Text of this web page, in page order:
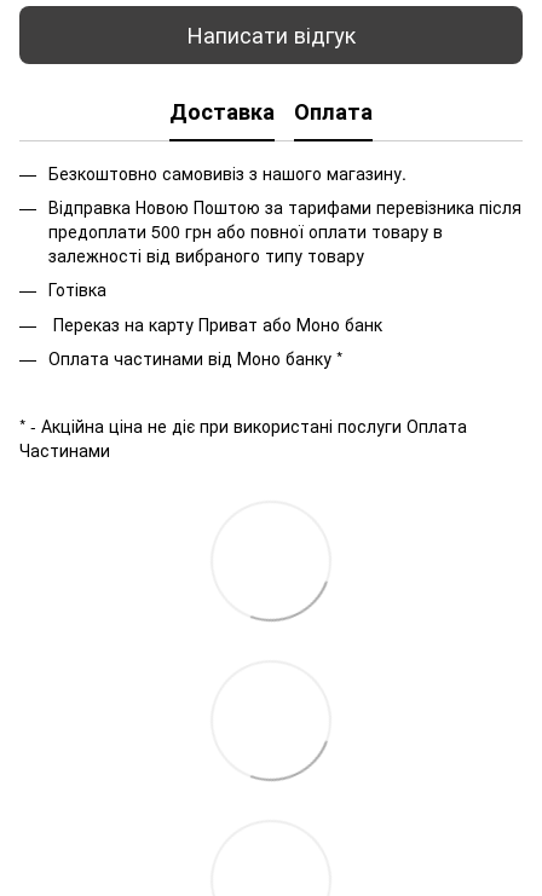
Написати відгук
Доставка Оплата
Безкоштовно самовивіз з нашого магазину.
Відправка Новою Поштою за тарифами перевізника після
предоплати 500 грн або повної оплати товару в
залежності від вибраного типу товару
Готівка
Переказ на карту Приват або Моно банк
Оплата частинами від Моно банку *
* - Акційна ціна не діє при використані послуги Оплата
Частинами